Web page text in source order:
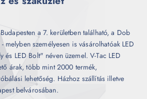
a 7. kerületben található, a Dob
melyben személyesen is vásárolhatóak LED
és LED Bolt" néven üzemel. V-Tac LED
árak, több mint 2000 termék,
lehetőség. Házhoz szállítás illetve
belvárosában.